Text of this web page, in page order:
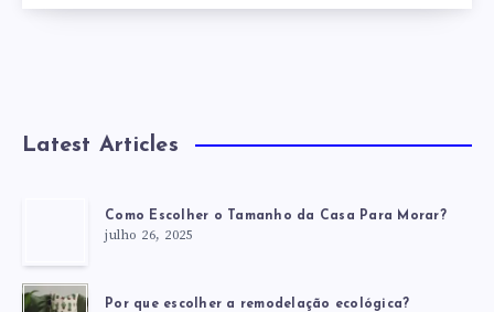
Latest Articles
Como Escolher o Tamanho da Casa Para Morar?
julho 26, 2025
Por que escolher a remodelação ecológica?